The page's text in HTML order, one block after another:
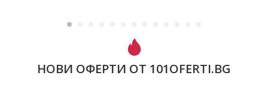
НОВИ ОФЕРТИ ОТ 101OFERTI.BG